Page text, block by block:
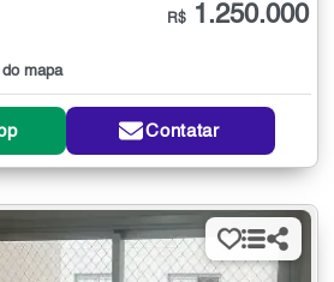
mapa
R$ 1.250.000
Contatar